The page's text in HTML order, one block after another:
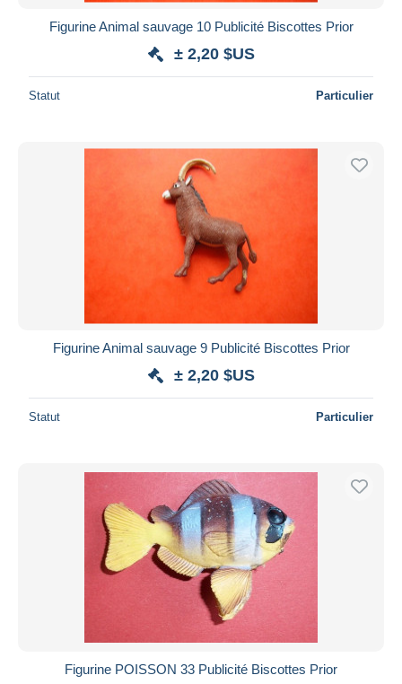
Figurine Animal sauvage 10 Publicité Biscottes Prior
± 2,20 $US
Statut Particulier
Figurine Animal sauvage 9 Publicité Biscottes Prior
± 2,20 $US
Statut Particulier
Figurine POISSON 33 Publicité Biscottes Prior